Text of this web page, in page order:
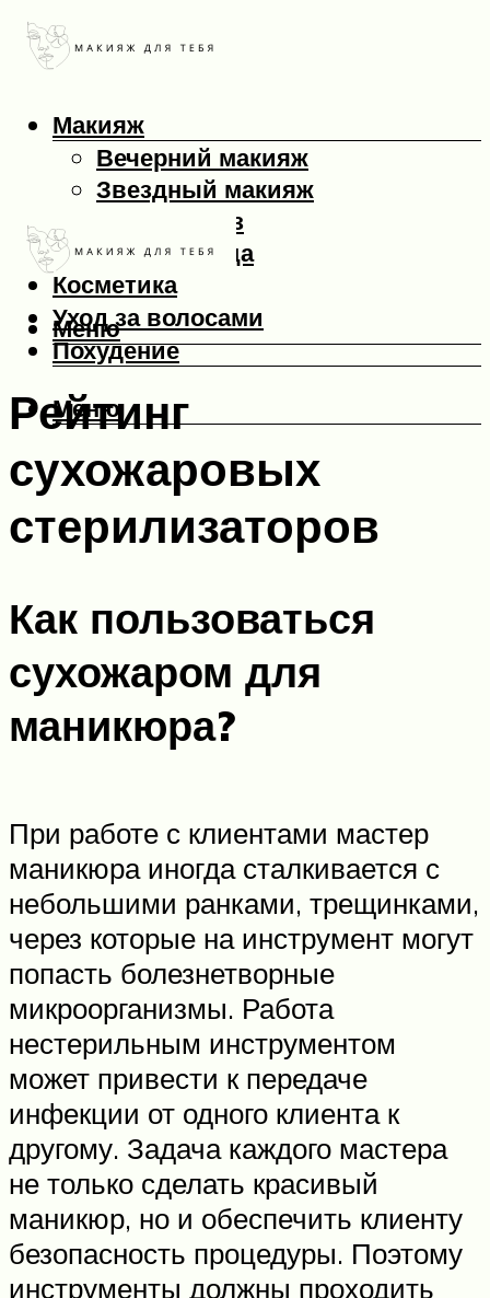
Макияж
Вечерний макияж
Звездный макияж
Макияж глаз
Макияж лица
Косметика
Уход за волосами
Похудение
Меню
Меню
Рейтинг
сухожаровых
стерилизаторов
Как пользоваться
сухожаром для
маникюра?
При работе с клиентами мастер
маникюра иногда сталкивается с
небольшими ранками, трещинками,
через которые на инструмент могут
попасть болезнетворные
микроорганизмы. Работа
нестерильным инструментом
может привести к передаче
инфекции от одного клиента к
другому. Задача каждого мастера
не только сделать красивый
маникюр, но и обеспечить клиенту
безопасность процедуры. Поэтому
инструменты должны проходить